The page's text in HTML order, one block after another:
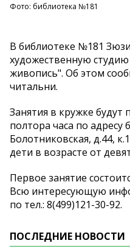
Фото: библиотека №181
В библиотеке №181
художественную
живопись". Об этом
читальни.
Занятия в кружке
полтора часа по адресу
Болотниковская, д.44,
дети в возрасте от
Первое занятие
Всю интересующую
по тел.: 8(499)121-30-92.
ПОСЛЕДНИЕ НОВОСТИ